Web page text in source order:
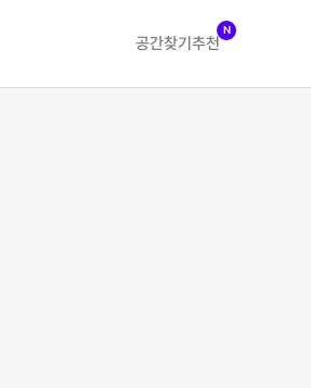
공간찾기 추천
N